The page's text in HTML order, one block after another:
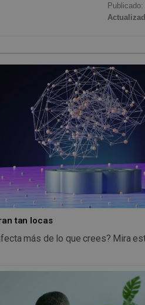
Publicado:
tan locas
más de lo que crees? Mira